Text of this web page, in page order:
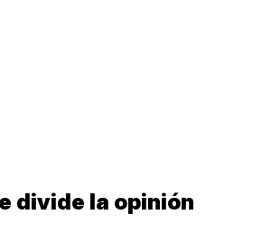
divide la opinión